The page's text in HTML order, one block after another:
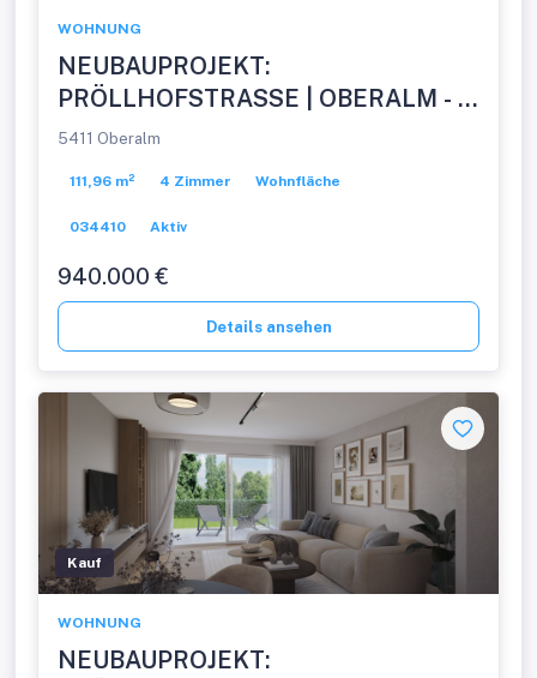
WOHNUNG
NEUBAUPROJEKT:
PRÖLLHOFSTRASSE | OBERALM - 4
Zimmer Gartenwohnung -
5411 Oberalm
111,96 m² 4 Zimmer Wohnfläche
034410 Aktiv
940.000 €
Details ansehen
Kauf
WOHNUNG
NEUBAUPROJEKT: